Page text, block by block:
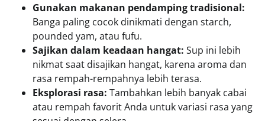
Gunakan makanan pendamping tradisional:
Banga paling cocok dinikmati dengan starch,
pounded yam, atau fufu.
Sajikan dalam keadaan hangat: Sup ini lebih
nikmat saat disajikan hangat, karena aroma dan
rasa rempah-rempahnya lebih terasa.
Eksplorasi rasa: Tambahkan lebih banyak cabai
atau rempah favorit Anda untuk variasi rasa yang